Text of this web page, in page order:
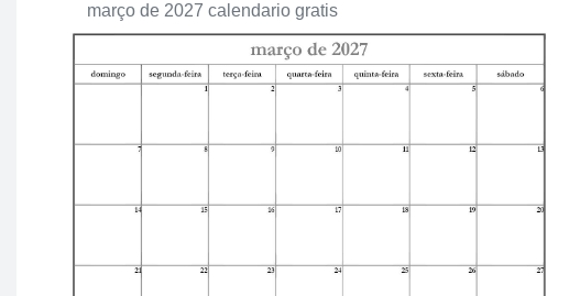
março de 2027 calendario gratis